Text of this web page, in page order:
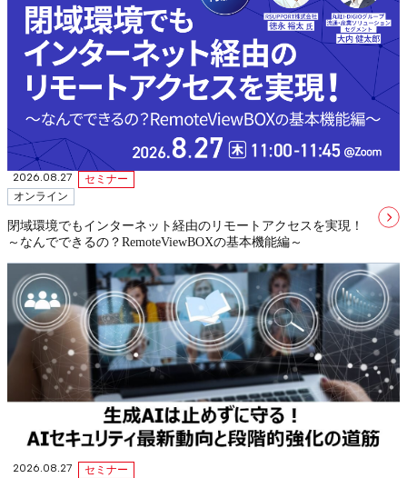
2026.08.27
セミナー
オンライン
閉域環境でもインターネット経由のリモートアクセスを実現！
～なんでできるの？RemoteViewBOXの基本機能編～
2026.08.27
セミナー